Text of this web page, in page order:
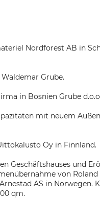
Nordforest AB in
Grube.
in Bosnien Grube
mit neuem
Oy in Finnland.
Geschäftshauses und
von
AS in Norwegen.
qm.